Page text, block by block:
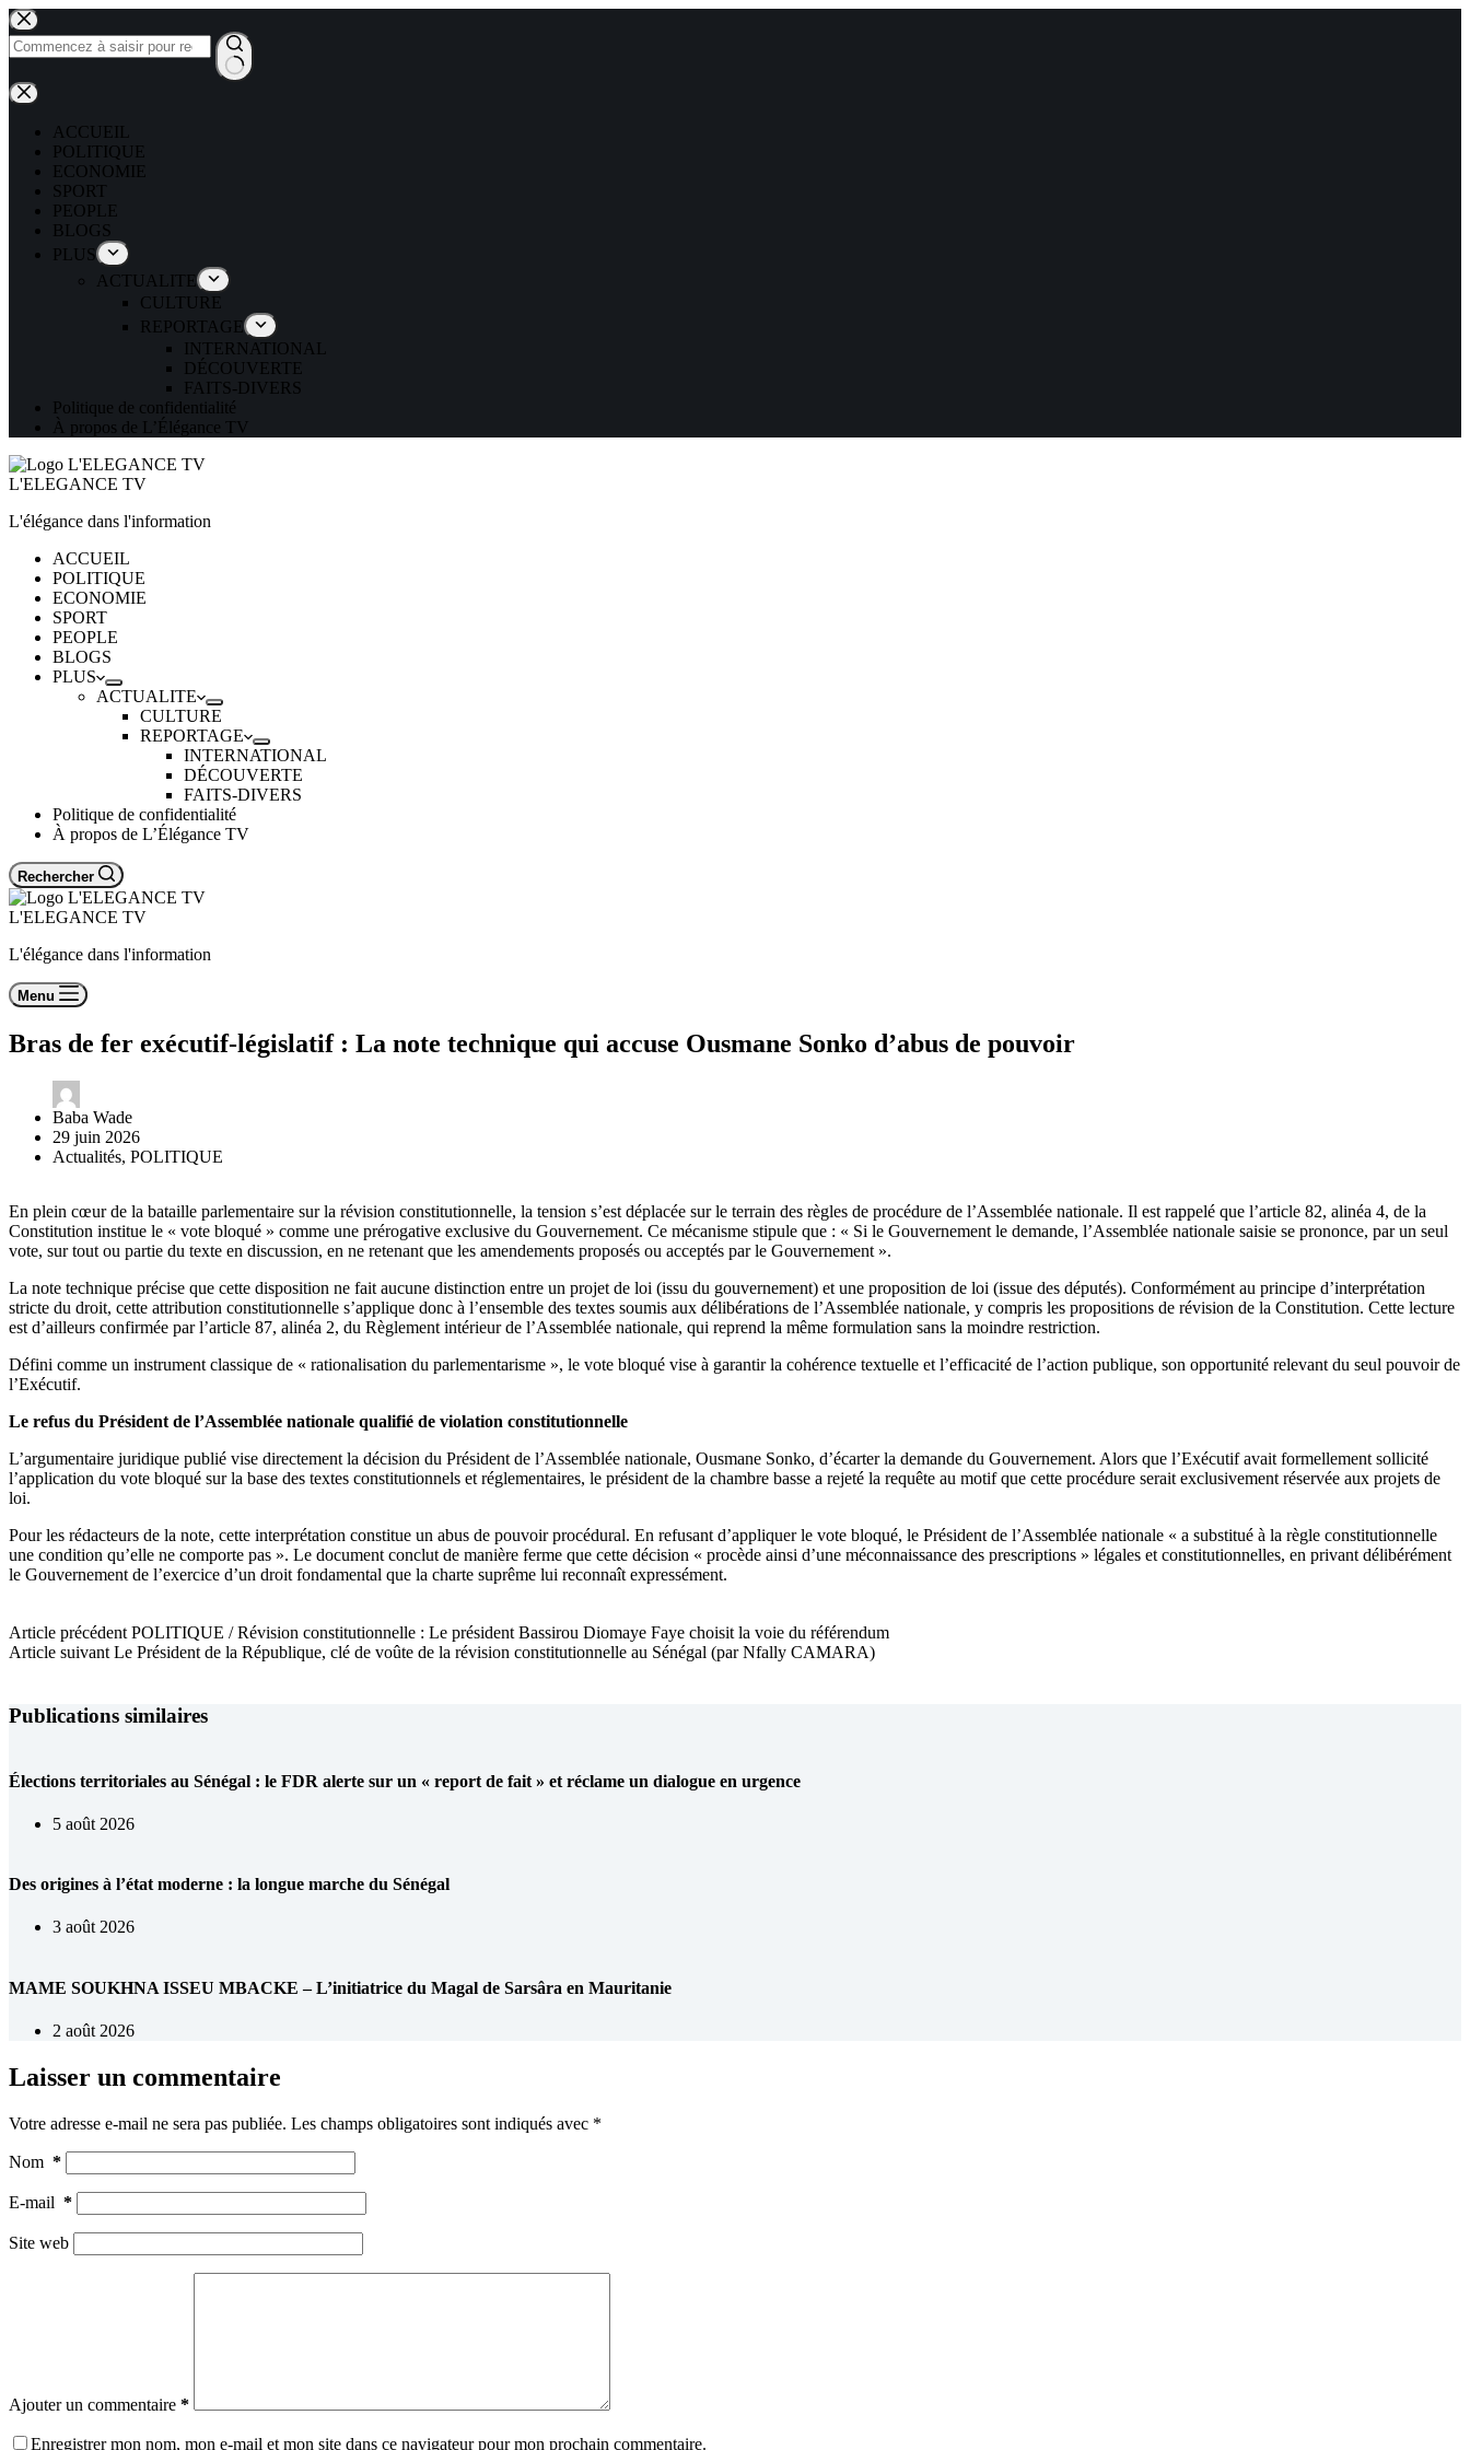
ACCUEIL
POLITIQUE
ECONOMIE
SPORT
PEOPLE
BLOGS
PLUS
ACTUALITE
CULTURE
REPORTAGE
INTERNATIONAL
DÉCOUVERTE
FAITS-DIVERS
Politique de confidentialité
À propos de L’Élégance TV
L'ELEGANCE TV
L'élégance dans l'information
ACCUEIL
POLITIQUE
ECONOMIE
SPORT
PEOPLE
BLOGS
PLUS
ACTUALITE
CULTURE
REPORTAGE
INTERNATIONAL
DÉCOUVERTE
FAITS-DIVERS
Politique de confidentialité
À propos de L’Élégance TV
Rechercher
L'ELEGANCE TV
L'élégance dans l'information
Menu
Bras de fer exécutif-législatif : La note technique qui accuse Ousmane Sonko d’abus de pouvoir
Baba Wade
29 juin 2026
Actualités, POLITIQUE
En plein cœur de la bataille parlementaire sur la révision constitutionnelle, la tension s’est déplacée sur le terrain des règles de procédure de l’Assemblée nationale. Il est rappelé que l’article 82, alinéa 4, de la
Constitution institue le « vote bloqué » comme une prérogative exclusive du Gouvernement. Ce mécanisme stipule que : « Si le Gouvernement le demande, l’Assemblée nationale saisie se prononce, par un seul
vote, sur tout ou partie du texte en discussion, en ne retenant que les amendements proposés ou acceptés par le Gouvernement ».
La note technique précise que cette disposition ne fait aucune distinction entre un projet de loi (issu du gouvernement) et une proposition de loi (issue des députés). Conformément au principe d’interprétation
stricte du droit, cette attribution constitutionnelle s’applique donc à l’ensemble des textes soumis aux délibérations de l’Assemblée nationale, y compris les propositions de révision de la Constitution. Cette lecture
est d’ailleurs confirmée par l’article 87, alinéa 2, du Règlement intérieur de l’Assemblée nationale, qui reprend la même formulation sans la moindre restriction.
Défini comme un instrument classique de « rationalisation du parlementarisme », le vote bloqué vise à garantir la cohérence textuelle et l’efficacité de l’action publique, son opportunité relevant du seul pouvoir de
l’Exécutif.
Le refus du Président de l’Assemblée nationale qualifié de violation constitutionnelle
L’argumentaire juridique publié vise directement la décision du Président de l’Assemblée nationale, Ousmane Sonko, d’écarter la demande du Gouvernement. Alors que l’Exécutif avait formellement sollicité
l’application du vote bloqué sur la base des textes constitutionnels et réglementaires, le président de la chambre basse a rejeté la requête au motif que cette procédure serait exclusivement réservée aux projets de
loi.
Pour les rédacteurs de la note, cette interprétation constitue un abus de pouvoir procédural. En refusant d’appliquer le vote bloqué, le Président de l’Assemblée nationale « a substitué à la règle constitutionnelle
une condition qu’elle ne comporte pas ». Le document conclut de manière ferme que cette décision « procède ainsi d’une méconnaissance des prescriptions » légales et constitutionnelles, en privant délibérément
le Gouvernement de l’exercice d’un droit fondamental que la charte suprême lui reconnaît expressément.
Article précédent POLITIQUE / Révision constitutionnelle : Le président Bassirou Diomaye Faye choisit la voie du référendum
Article suivant Le Président de la République, clé de voûte de la révision constitutionnelle au Sénégal (par Nfally CAMARA)
Publications similaires
Élections territoriales au Sénégal : le FDR alerte sur un « report de fait » et réclame un dialogue en urgence
5 août 2026
Des origines à l’état moderne : la longue marche du Sénégal
3 août 2026
MAME SOUKHNA ISSEU MBACKE – L’initiatrice du Magal de Sarsâra en Mauritanie
2 août 2026
Laisser un commentaire
Votre adresse e-mail ne sera pas publiée. Les champs obligatoires sont indiqués avec *
Nom *
E-mail *
Site web
Ajouter un commentaire *
Enregistrer mon nom, mon e-mail et mon site dans ce navigateur pour mon prochain commentaire.